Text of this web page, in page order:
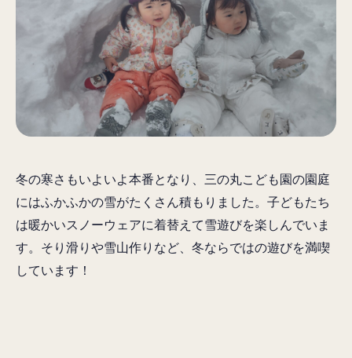
025-257-9633 （受付時間／9:00〜18:00）
冬の寒さもいよいよ本番となり、三の丸こども園の園庭
にはふかふかの雪がたくさん積もりました。子どもたち
は暖かいスノーウェアに着替えて雪遊びを楽しんでいま
す。そり滑りや雪山作りなど、冬ならではの遊びを満喫
しています！